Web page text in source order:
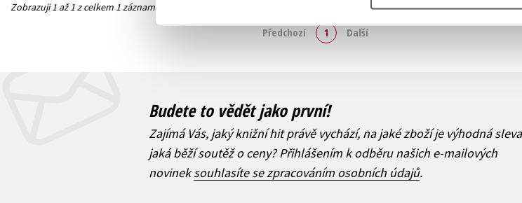
Zobrazuji 1 až 1 z celkem 1 záznamů
Předchozí 1 Další
Budete to vědět jako první!
Zajímá Vás, jaký knižní hit právě vychází, na jaké zboží je výhodná
jaká běží soutěž o ceny? Přihlášením k odběru našich e-mailových
novineksouhlasíte se zpracováním osobních údajů.